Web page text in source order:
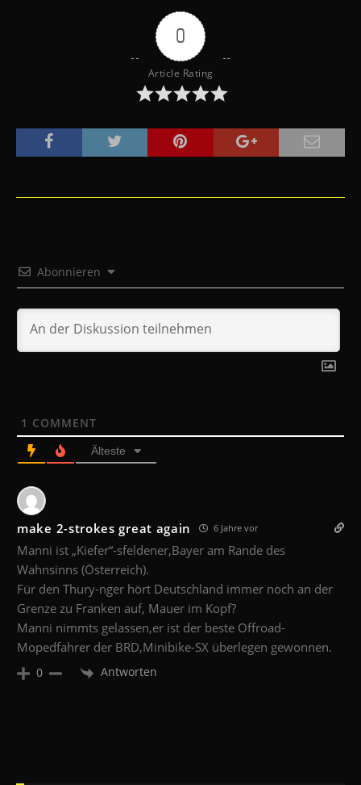
0
Article Rating
Abonnieren
1 COMMENT
Älteste
make 2-strokes great again 6 Jahre vor
Manni ist „Kiefer“-sfeldener,Bayer am Rande des
Wahnsinns (Österreich).
Für den Thury-nger hört Deutschland immer noch an der
Grenze zu Franken auf, Mauer im Kopf?
Manni nimmts gelassen,er ist der beste Offroad-
Mopedfahrer der BRD,Minibike-SX überlegen gewonnen.
0 Antworten